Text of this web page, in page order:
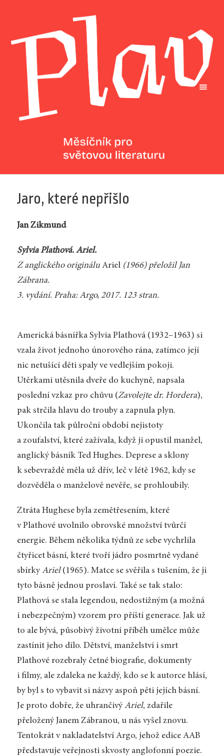
Jaro, které nepřišlo
Jan Zikmund
Sylvia Plathová. Ariel.
Z anglického originálu Ariel(1966) přeložil Jan
Zábrana.
3. vydání. Praha: Argo, 2017. 123 stran.
Americká básnířka Sylvia Plathová (1932–1963) si
vzala život jednoho únorového rána, zatímco její
nic netušící děti spaly ve vedlejším pokoji.
Utěrkami utěsnila dveře do kuchyně, napsala
poslední vzkaz pro chůvu (Zavolejte dr. Hordera),
pak strčila hlavu do trouby a zapnula plyn.
Ukončila tak půlroční období nejistoty
a zoufalství, které zažívala, když ji opustil manžel,
anglický básník Ted Hughes. Deprese a sklony
k sebevraždě měla už dřív, leč v létě 1962, kdy se
dozvěděla o manželově nevěře, se prohloubily.
Ztráta Hughese byla zemětřesením, které
v Plathové uvolnilo obrovské množství tvůrčí
energie. Během několika týdnů ze sebe vychrlila
čtyřicet básní, které tvoří jádro posmrtně vydané
sbírkyAriel(1965). Matce se svěřila s tušením, že ji
tyto básně jednou proslaví. Také se tak stalo:
Plathová se stala legendou, nedostižným (a možná
i nebezpečným) vzorem pro příští generace. Jak už
to ale bývá, působivý životní příběh umělce může
zastínit jeho dílo. Dětství, manželství i smrt
Plathové rozebraly četné biografie, dokumenty
i filmy, ale zdaleka ne každý, kdo se k autorce hlásí,
by byl s to vybavit si názvy aspoň pěti jejích básní.
Je proto dobře, že uhrančivýAriel, zdařile
přeložený Janem Zábranou, u nás vyšel znovu.
Tentokrát v nakladatelství Argo, jehož edice AAB
představuje veřejnosti skvosty anglofonní poezie.